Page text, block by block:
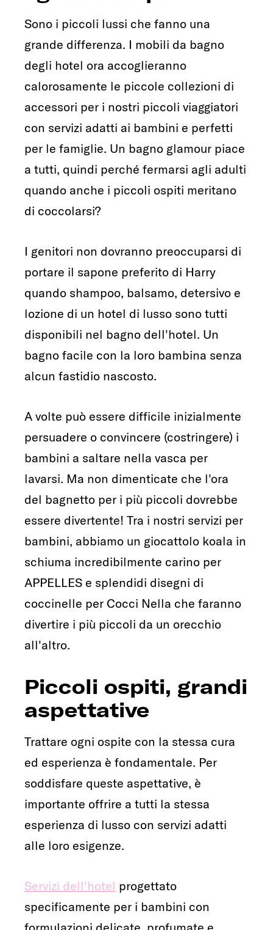
Sono i piccoli lussi che fanno una
grande differenza. I mobili da bagno
degli hotel ora accoglieranno
calorosamente le piccole collezioni di
accessori per i nostri piccoli viaggiatori
con servizi adatti ai bambini e perfetti
per le famiglie. Un bagno glamour piace
a tutti, quindi perché fermarsi agli adulti
quando anche i piccoli ospiti meritano
di coccolarsi?
I genitori non dovranno preoccuparsi di
portare il sapone preferito di Harry
quando shampoo, balsamo, detersivo e
lozione di un hotel di lusso sono tutti
disponibili nel bagno dell'hotel. Un
bagno facile con la loro bambina senza
alcun fastidio nascosto.
A volte può essere difficile inizialmente
persuadere o convincere (costringere) i
bambini a saltare nella vasca per
lavarsi. Ma non dimenticate che l'ora
del bagnetto per i più piccoli dovrebbe
essere divertente! Tra i nostri servizi per
bambini, abbiamo un giocattolo koala in
schiuma incredibilmente carino per
APPELLES e splendidi disegni di
coccinelle per Cocci Nella che faranno
divertire i più piccoli da un orecchio
all'altro.
Piccoli ospiti, grandi
aspettative
Trattare ogni ospite con la stessa cura
ed esperienza è fondamentale. Per
soddisfare queste aspettative, è
importante offrire a tutti la stessa
esperienza di lusso con servizi adatti
alle loro esigenze.
Servizi dell'hotel progettato
specificamente per i bambini con